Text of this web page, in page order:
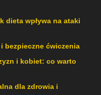
dieta wpływa na ataki
bezpieczne ćwiczenia
i kobiet: co warto
dla zdrowia i